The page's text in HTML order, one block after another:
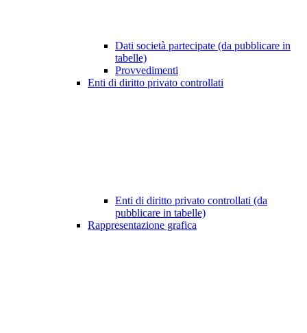
Dati società partecipate (da pubblicare in
tabelle)
Provvedimenti
Enti di diritto privato controllati
Enti di diritto privato controllati (da
pubblicare in tabelle)
Rappresentazione grafica